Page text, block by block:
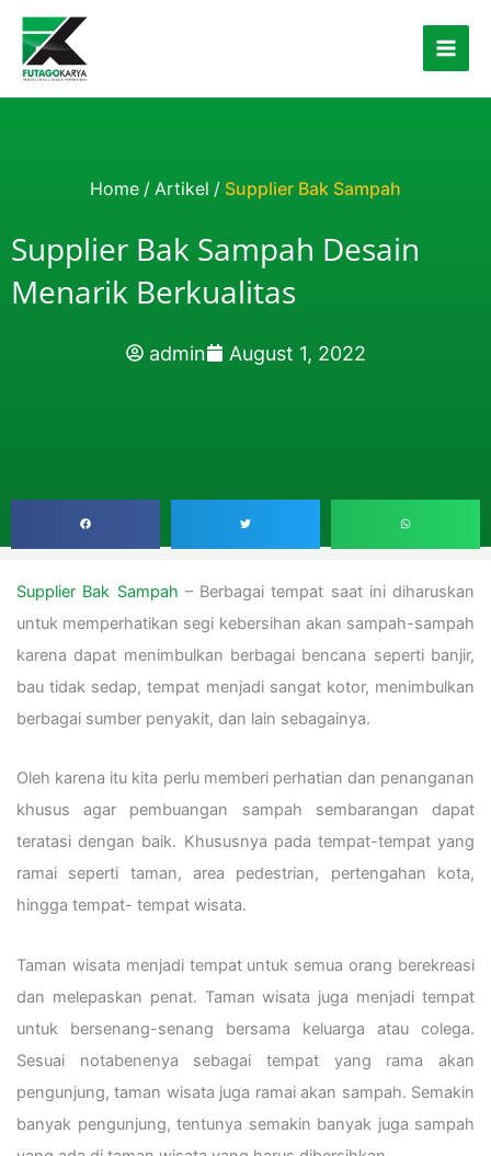
Skip to content
Home / Artikel / Supplier Bak Sampah
Supplier Bak Sampah Desain
Menarik Berkualitas
admin August 1, 2022
Supplier Bak Sampah – Berbagai tempat saat ini diharuskan
untuk memperhatikan segi kebersihan akan sampah-sampah
karena dapat menimbulkan berbagai bencana seperti banjir,
bau tidak sedap, tempat menjadi sangat kotor, menimbulkan
berbagai sumber penyakit, dan lain sebagainya.
Oleh karena itu kita perlu memberi perhatian dan penanganan
khusus agar pembuangan sampah sembarangan dapat
teratasi dengan baik. Khususnya pada tempat-tempat yang
ramai seperti taman, area pedestrian, pertengahan kota,
hingga tempat- tempat wisata.
Taman wisata menjadi tempat untuk semua orang berekreasi
dan melepaskan penat. Taman wisata juga menjadi tempat
untuk bersenang-senang bersama keluarga atau colega.
Sesuai notabenenya sebagai tempat yang rama akan
pengunjung, taman wisata juga ramai akan sampah. Semakin
banyak pengunjung, tentunya semakin banyak juga sampah